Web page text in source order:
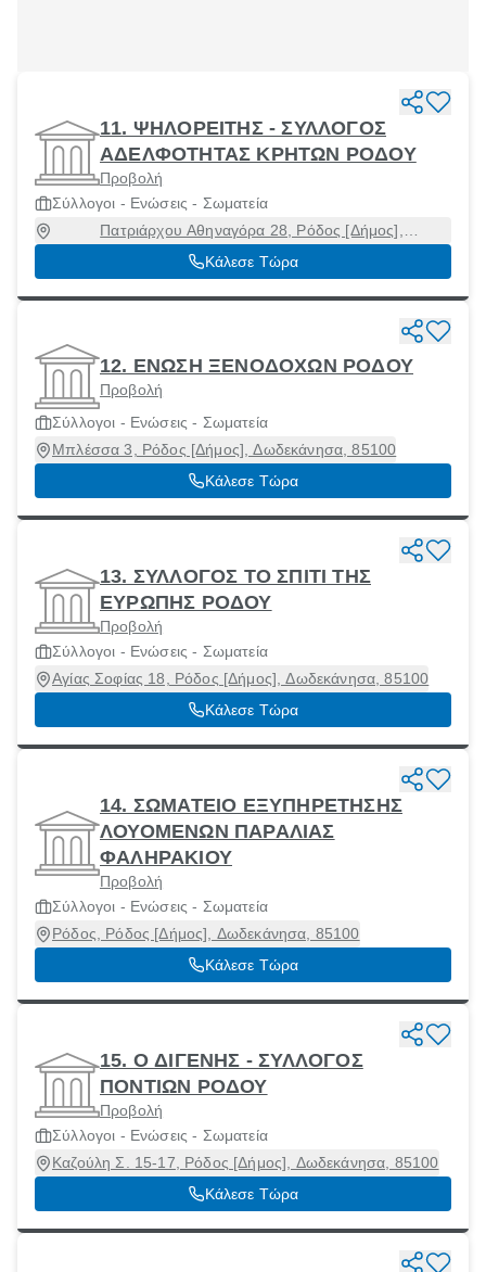
11. ΨΗΛΟΡΕΙΤΗΣ - ΣΥΛΛΟΓΟΣ
ΑΔΕΛΦΟΤΗΤΑΣ ΚΡΗΤΩΝ ΡΟΔΟΥ
Προβολή
Σύλλογοι - Ενώσεις - Σωματεία
Πατριάρχου Αθηναγόρα 28, Ρόδος [Δήμος],
Δωδεκάνησα, 85100
Κάλεσε Τώρα
12. ΕΝΩΣΗ ΞΕΝΟΔΟΧΩΝ ΡΟΔΟΥ
Προβολή
Σύλλογοι - Ενώσεις - Σωματεία
Μπλέσσα 3, Ρόδος [Δήμος], Δωδεκάνησα, 85100
Κάλεσε Τώρα
13. ΣΥΛΛΟΓΟΣ ΤΟ ΣΠΙΤΙ ΤΗΣ
ΕΥΡΩΠΗΣ ΡΟΔΟΥ
Προβολή
Σύλλογοι - Ενώσεις - Σωματεία
Αγίας Σοφίας 18, Ρόδος [Δήμος], Δωδεκάνησα, 85100
Κάλεσε Τώρα
14. ΣΩΜΑΤΕΙΟ ΕΞΥΠΗΡΕΤΗΣΗΣ
ΛΟΥΟΜΕΝΩΝ ΠΑΡΑΛΙΑΣ
ΦΑΛΗΡΑΚΙΟΥ
Προβολή
Σύλλογοι - Ενώσεις - Σωματεία
Ρόδος, Ρόδος [Δήμος], Δωδεκάνησα, 85100
Κάλεσε Τώρα
15. Ο ΔΙΓΕΝΗΣ - ΣΥΛΛΟΓΟΣ
ΠΟΝΤΙΩΝ ΡΟΔΟΥ
Προβολή
Σύλλογοι - Ενώσεις - Σωματεία
Καζούλη Σ. 15-17, Ρόδος [Δήμος], Δωδεκάνησα, 85100
Κάλεσε Τώρα